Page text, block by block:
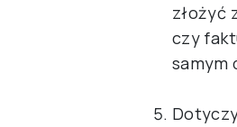
złożyć
czy
samym